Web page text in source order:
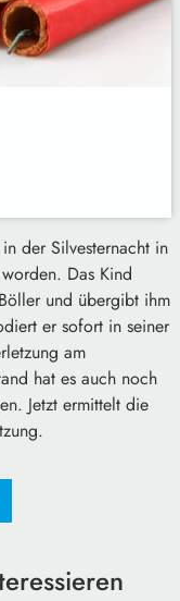
der Silvesternacht in
Das Kind
und übergibt ihm
er sofort in seiner
am
hat es auch noch
Jetzt ermittelt die